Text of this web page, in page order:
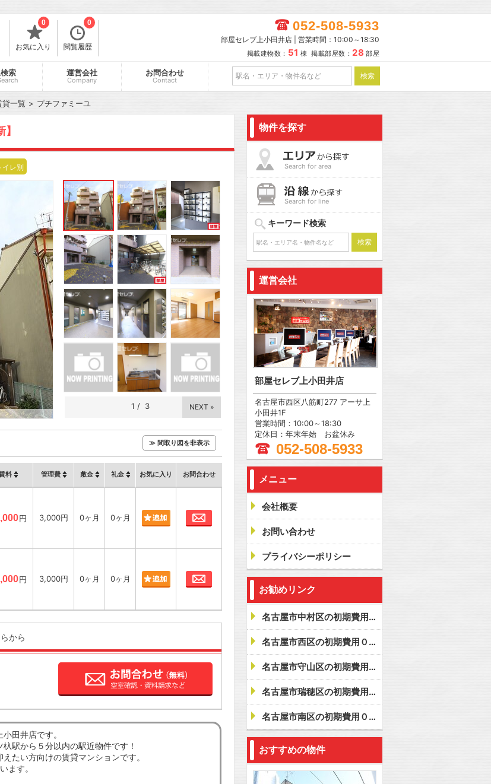
お気に入り
0
閲覧履歴
0 052-508-5933
部屋セレブ上小田井店 | 営業時間：10:00～18:30
掲載建物数： 51 棟 掲載部屋数： 28 部屋
索 運営会社
Company
お問合わせ
Contact
貸一覧 プチファミーユ
イレ別
1 / 3 NEXT »
≫ 間取り図を非表示
料 管理費 敷金 礼金 お気に入り お問合わせ
円 3,000円 0ヶ月 0ヶ月
円 3,000円 0ヶ月 0ヶ月
から
田井店です。
駅から５分以内の駅近物件です！
たい方向けの賃貸マンションです。
ます。
物件を探す
Search for area
Search for line
キーワード検索
運営会社
部屋セレブ上小田井店
名古屋市西区八筋町277 アーサ上
小田井1F
営業時間：10:00～18:30
定休日：年末年始 お盆休み
052-508-5933
メニュー
会社概要
お問い合わせ
プライバシーポリシー
お勧めリンク
名古屋市中村区の初期費用０賃貸
名古屋市西区の初期費用０賃貸
名古屋市守山区の初期費用０賃貸
名古屋市瑞穂区の初期費用０賃貸
名古屋市南区の初期費用０賃貸
おすすめの物件